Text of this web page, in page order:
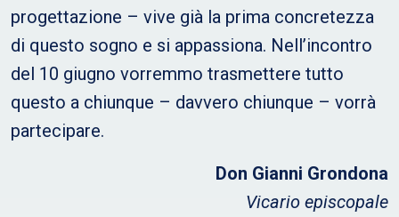
progettazione – vive già la prima concretezza
di questo sogno e si appassiona. Nell’incontro
del 10 giugno vorremmo trasmettere tutto
questo a chiunque – davvero chiunque – vorrà
partecipare.
Don Gianni Grondona
Vicario episcopale